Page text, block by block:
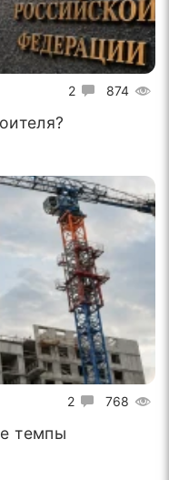
2 874
2 768
темпы